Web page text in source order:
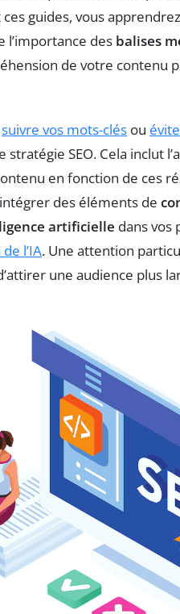
guides, vous
l’importance des balises
de votre contenu
suivre vos mots-clés ou
SEO. Cela inclut
en fonction de ces
des éléments de
artificielle dans vos
l’IA. Une attention
une audience plus